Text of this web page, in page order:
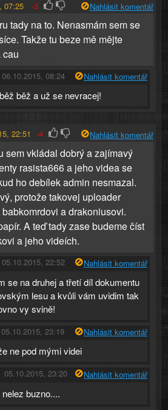
07:25 -3 Nahlásit komentář
tady na to. Nenasmám sem se
Takže tu beze mě mějte
cau
06.10.2015, 08:24 Nahlásit komentář
běž a už se nevracej!
22:51 -4 Nahlásit komentář
sem vkládal dobrý a zajímavý
rasista666 a jeho videa se
ho debílek admin nesmazal.
protože takovej uploader
a drakoniusovi.
A teď tady zase budeme číst
a jeho videích.
05.10.2015, 22:52 Nahlásit komentář
se na druhej a třetí díl dokumentu
lesu a kvůli vám uvidim tak
vy svině!
05.10.2015, 23:19 Nahlásit komentář
ne pod mými videi
05.10.2015, 23:20 Nahlásit komentář
buzno....